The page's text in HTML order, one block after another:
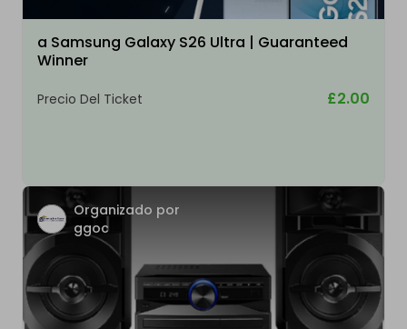
a Samsung Galaxy S26 Ultra | Guaranteed
Winner
Precio Del Ticket £2.00
Organizado por
ggoc